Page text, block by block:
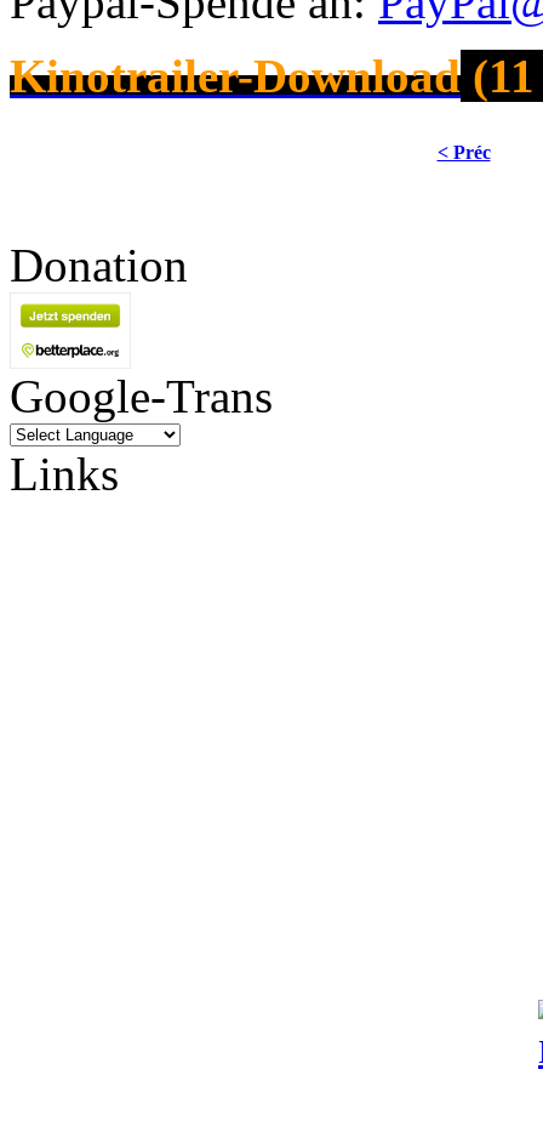
Kinotrailer-Download
< Préc
Donation
Google-Trans
Links